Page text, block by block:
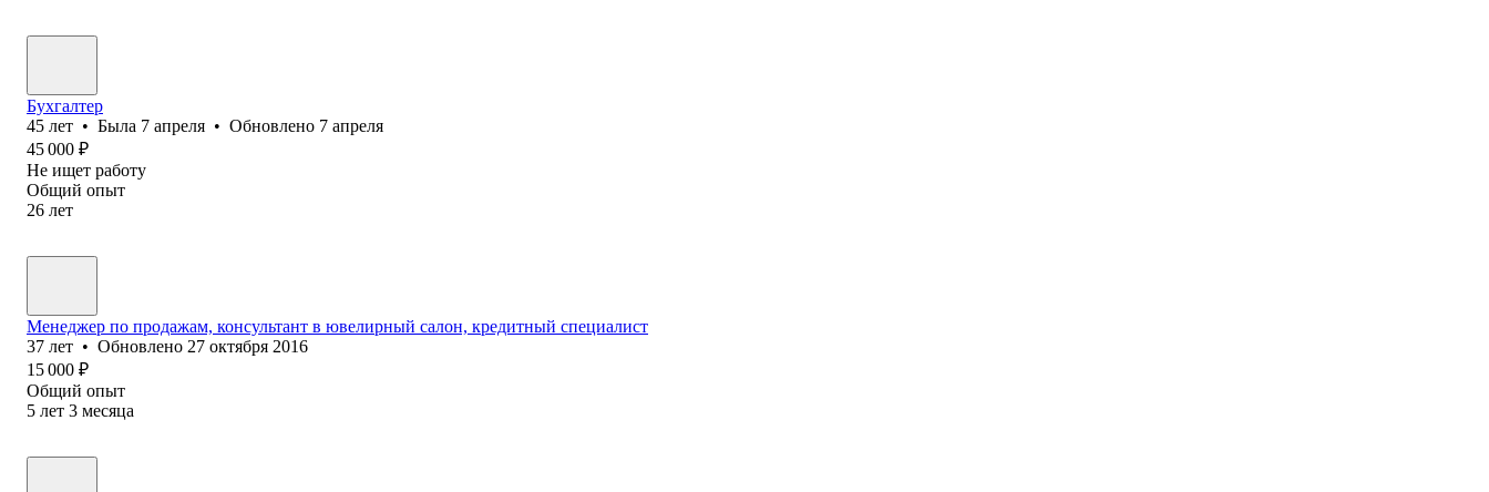
Бухгалтер
45 лет • Была 7 апреля • Обновлено 7 апреля
45 000 ₽
Не ищет работу
Общий опыт
26 лет
Менеджер по продажам, консультант в ювелирный салон, кредитный специалист
37 лет • Обновлено 27 октября 2016
15 000 ₽
Общий опыт
5 лет 3 месяца